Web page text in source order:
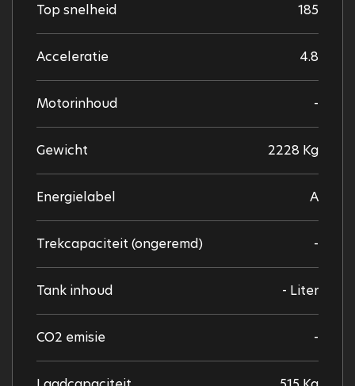
Top snelheid 185
Acceleratie 4.8
Motorinhoud -
Gewicht 2228 Kg
Energielabel A
Trekcapaciteit (ongeremd) -
Tank inhoud - Liter
CO2 emisie -